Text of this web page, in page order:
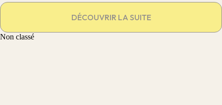
DÉCOUVRIR LA SUITE
Non classé